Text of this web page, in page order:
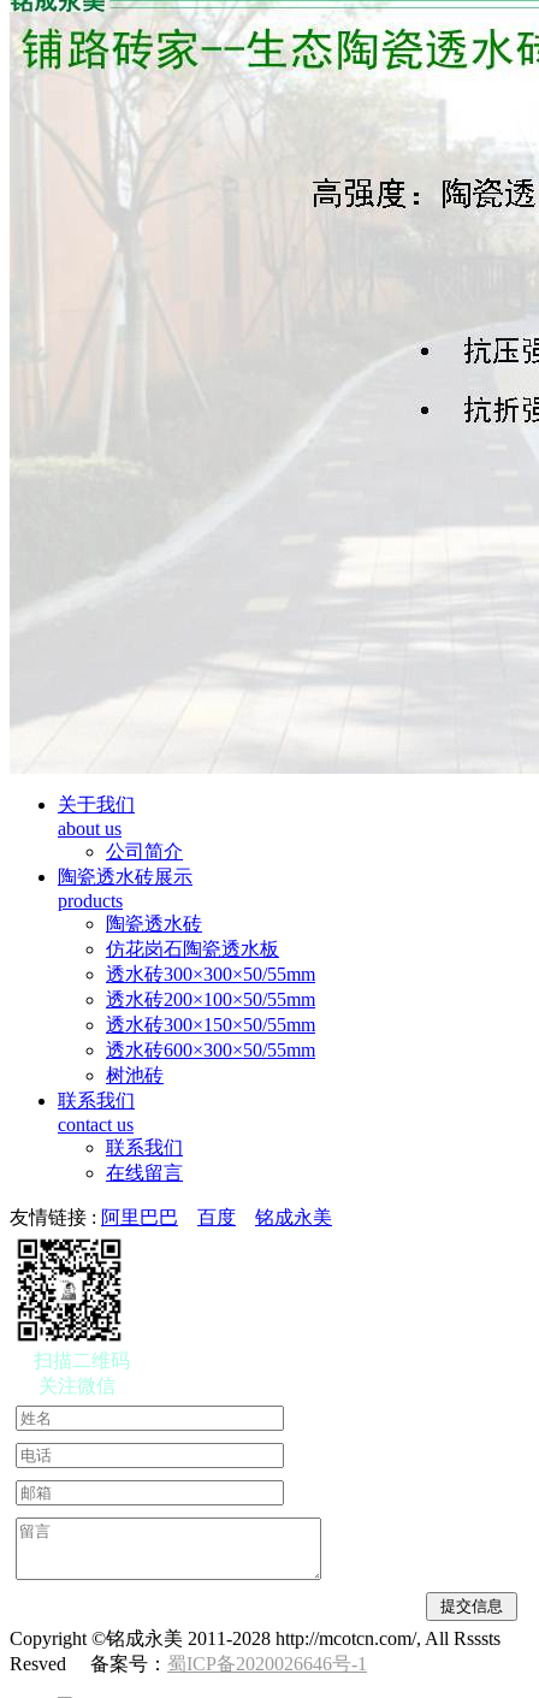
关于我们
about us
公司简介
陶瓷透水砖展示
products
陶瓷透水砖
仿花岗石陶瓷透水板
透水砖300×300×50/55mm
透水砖200×100×50/55mm
透水砖300×150×50/55mm
透水砖600×300×50/55mm
树池砖
联系我们
contact us
联系我们
在线留言
友情链接 : 阿里巴巴 百度 铭成永美
扫描二维码
关注微信
Copyright ©铭成永美 2011-2028 http://mcotcn.com/, All Rsssts
Resved 备案号： 蜀ICP备2020026646号-1